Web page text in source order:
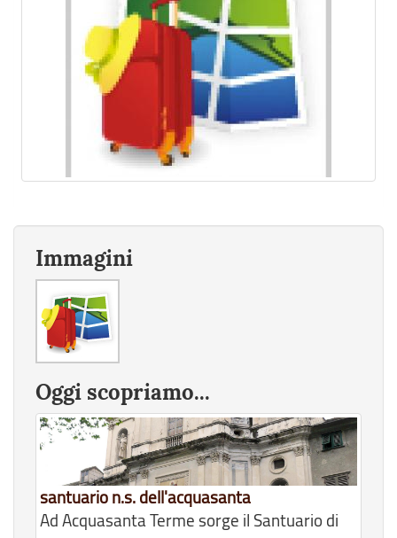
Immagini
Oggi scopriamo...
santuario n.s. dell'acquasanta
Ad Acquasanta Terme sorge il Santuario di